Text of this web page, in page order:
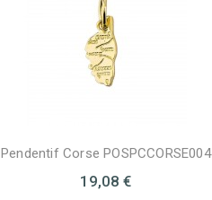
Pendentif Corse POSPCCORSE004
19,08 €